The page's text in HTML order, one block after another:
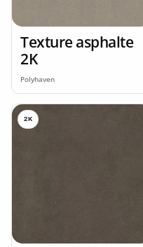
Texture asphalte
2K
Polyhaven
2K